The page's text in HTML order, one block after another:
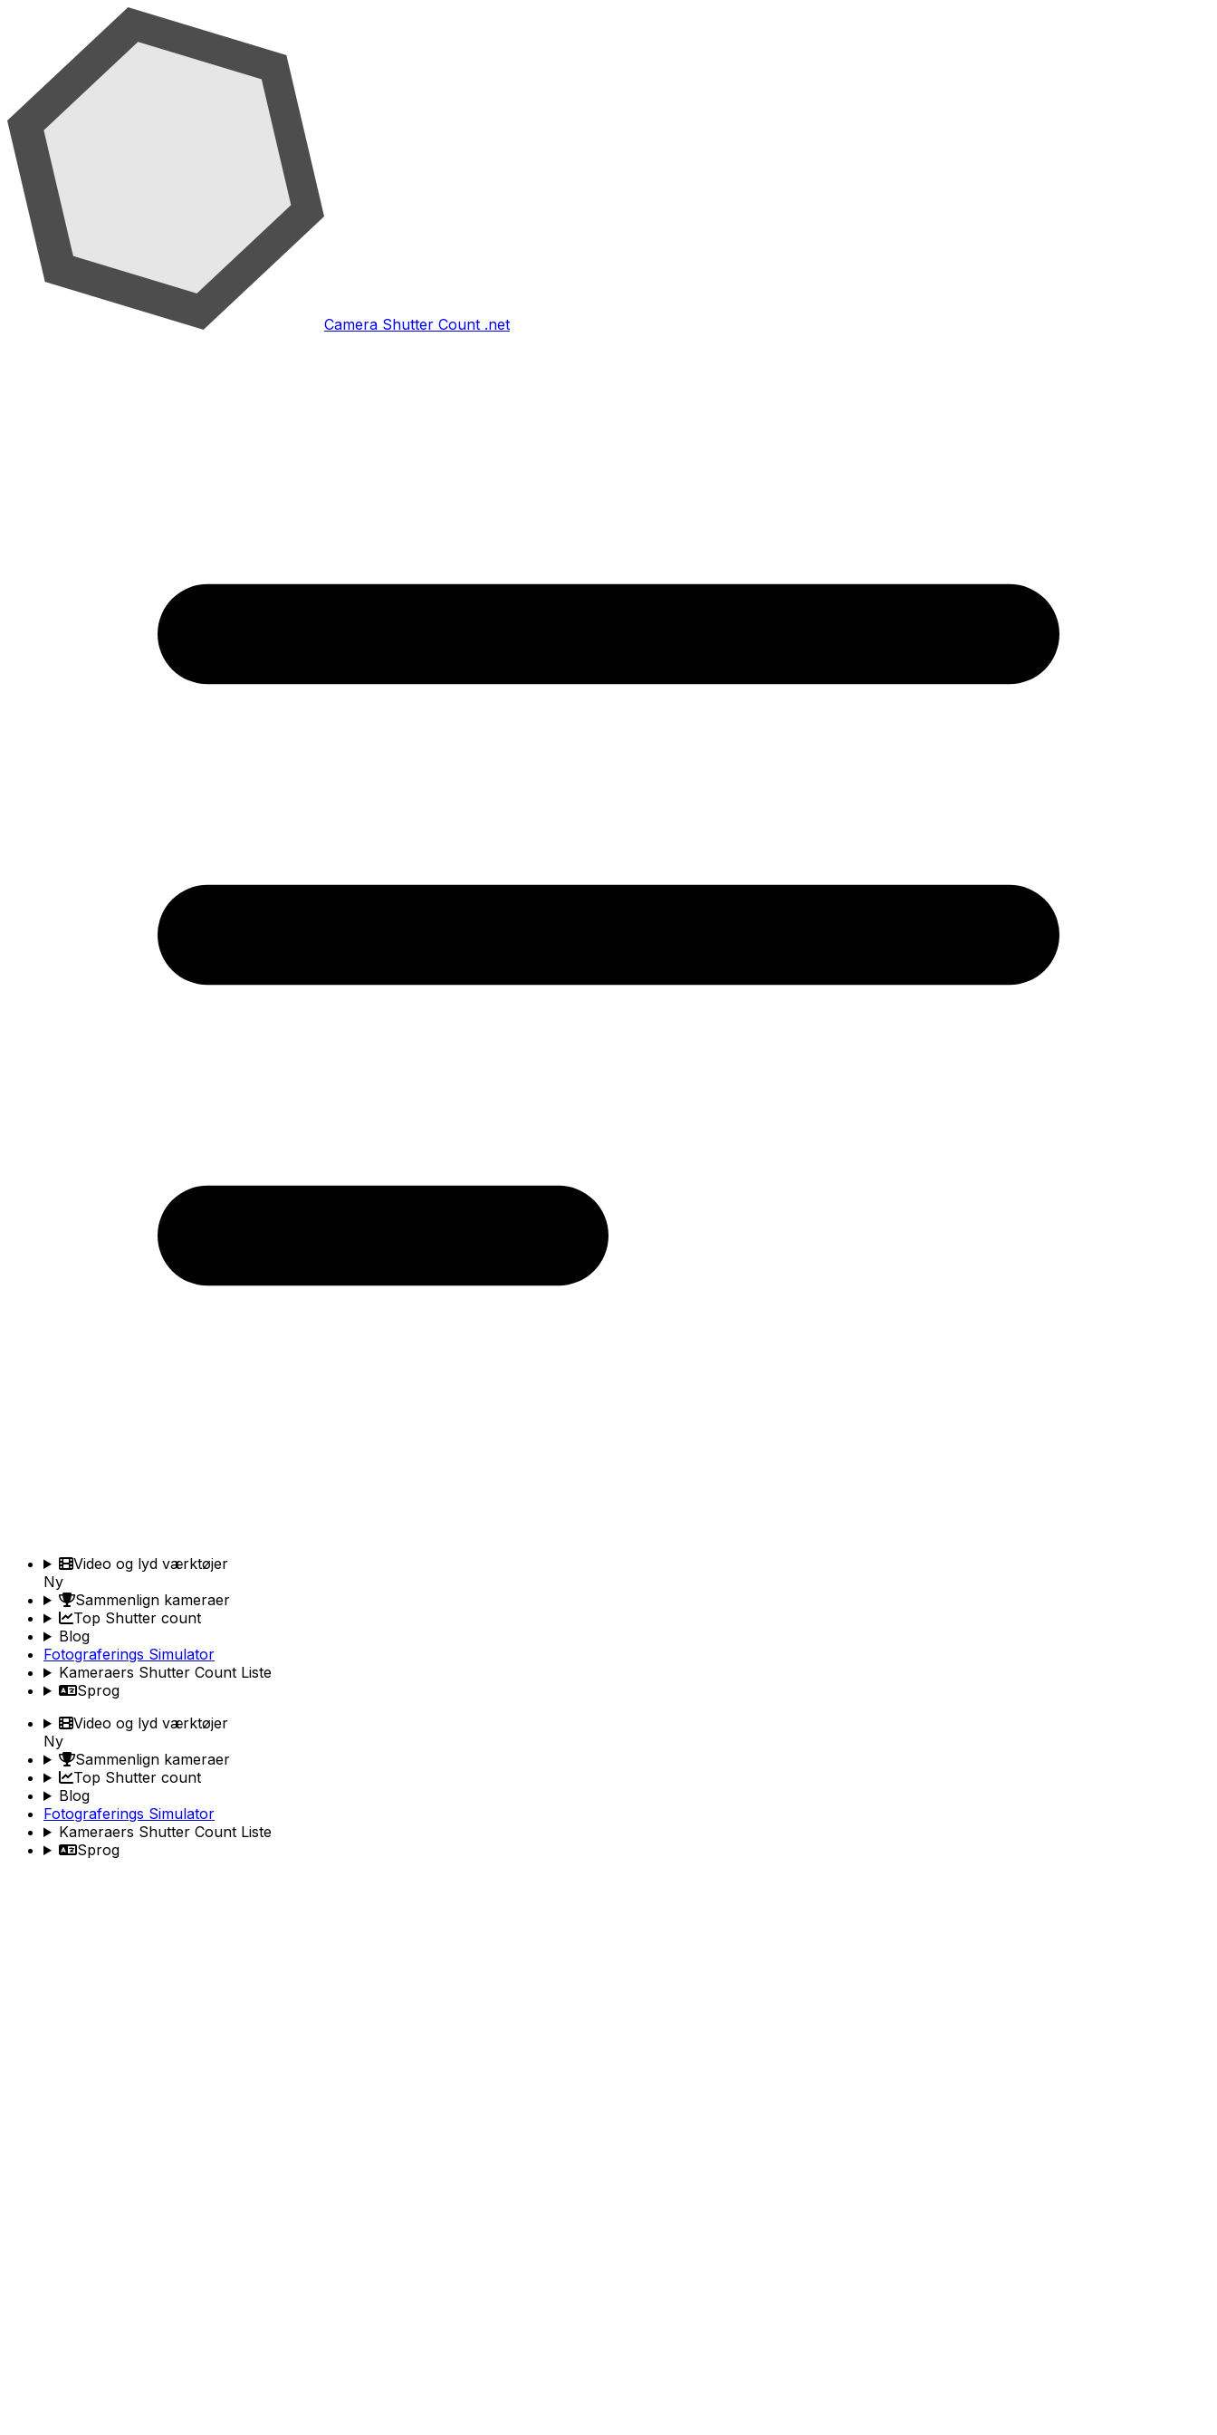
Camera Shutter Count .net
Video og lyd værktøjer
Ny
Sammenlign kameraer
Top Shutter count
Blog
Fotograferings Simulator
Kameraers Shutter Count Liste
Sprog
Video og lyd værktøjer
Ny
Sammenlign kameraer
Top Shutter count
Blog
Fotograferings Simulator
Kameraers Shutter Count Liste
Sprog